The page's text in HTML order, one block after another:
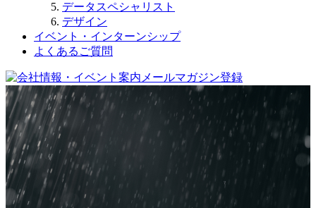
データスペシャリスト
デザイン
イベント・インターンシップ
よくあるご質問